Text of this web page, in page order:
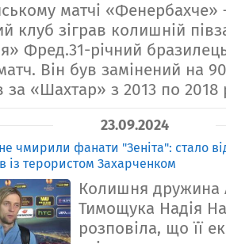
матчі «Фенербахче»
клуб зіграв колишній
Фред.31-річний
Він був замінений на
за «Шахтар» з 2013 по 2018
23.09.2024
чмирили фанати "Зеніта": стало
із терористом Захарченком
Колишня дружина
Тимощука Надія
розповіла, що її